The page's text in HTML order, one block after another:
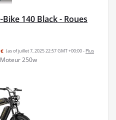
140 Black - Roues
(as of juillet 7, 2025 22:57 GMT +00:00 - Plus
250w